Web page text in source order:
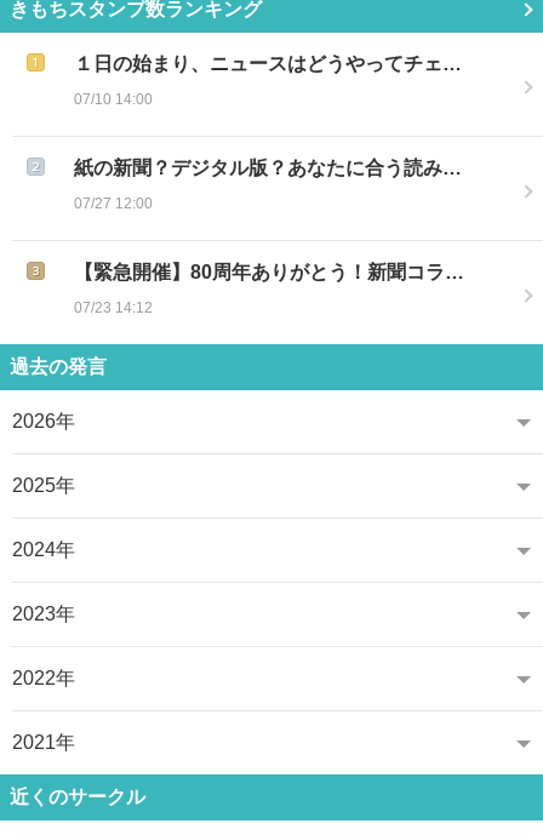
きもちスタンプ数ランキング
１日の始まり、ニュースはどうやってチェ…
07/10 14:00
紙の新聞？デジタル版？あなたに合う読み…
07/27 12:00
【緊急開催】80周年ありがとう！新聞コラ…
07/23 14:12
過去の発言
2026年
2025年
2024年
2023年
2022年
2021年
近くのサークル